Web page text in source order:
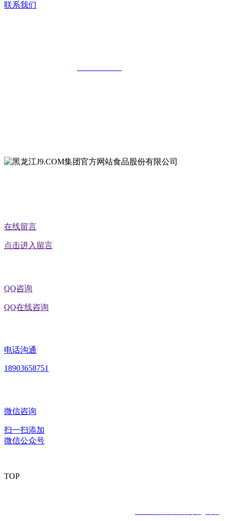
联系我们
在线留言
点击进入留言
QQ咨询
QQ在线咨询
电话沟通
18903658751
微信咨询
扫一扫添加
微信公众号
TOP